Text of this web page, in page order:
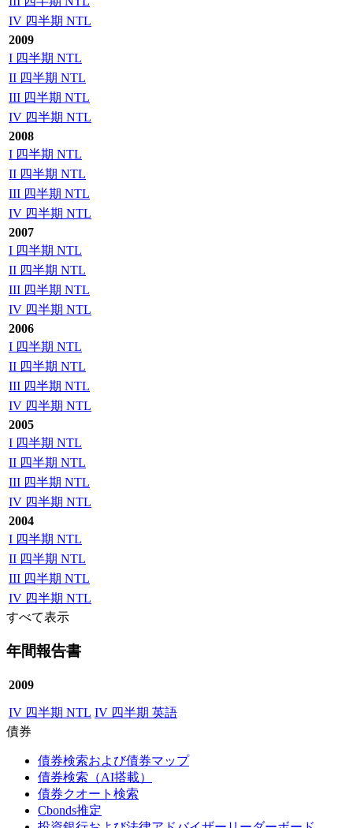
IV 四半期 NTL
2009
I 四半期 NTL
II 四半期 NTL
III 四半期 NTL
IV 四半期 NTL
2008
I 四半期 NTL
II 四半期 NTL
III 四半期 NTL
IV 四半期 NTL
2007
I 四半期 NTL
II 四半期 NTL
III 四半期 NTL
IV 四半期 NTL
2006
I 四半期 NTL
II 四半期 NTL
III 四半期 NTL
IV 四半期 NTL
2005
I 四半期 NTL
II 四半期 NTL
III 四半期 NTL
IV 四半期 NTL
2004
I 四半期 NTL
II 四半期 NTL
III 四半期 NTL
IV 四半期 NTL
すべて表示
年間報告書
2009
IV 四半期 NTL IV 四半期 英語
債券
債券検索および債券マップ
債券検索（AI搭載）
債券クオート検索
Cbonds推定